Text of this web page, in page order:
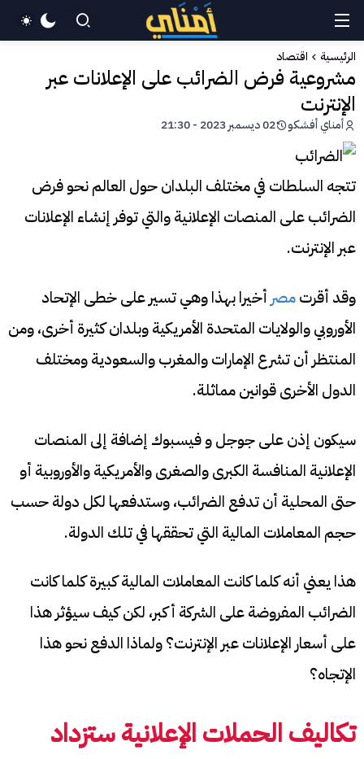
الرئيسية اقتصاد
مشروعية فرض الضرائب على الإعلانات عبر
الإنترنت
أمناي أفشكو 02 ديسمبر 2023 - 21:30
تتجه السلطات في مختلف البلدان حول العالم نحو فرض
الضرائب على المنصات الإعلانية والتي توفر إنشاء الإعلانات
عبر الإنترنت.
وقد أقرتمصر أخيرا بهذا وهي تسير على خطى الإتحاد
الأوروبي والولايات المتحدة الأمريكية وبلدان كثيرة أخرى، ومن
المنتظر أن تشرع الإمارات والمغرب والسعودية ومختلف
الدول الأخرى قوانين مماثلة.
سيكون إذن على جوجل و فيسبوك إضافة إلى المنصات
الإعلانية المنافسة الكبرى والصغرى والأمريكية والأوروبية أو
حتى المحلية أن تدفع الضرائب، وستدفعها لكل دولة حسب
حجم المعاملات المالية التي تحققها في تلك الدولة.
هذا يعني أنه كلما كانت المعاملات المالية كبيرة كلما كانت
الضرائب المفروضة على الشركة أكبر، لكن كيف سيؤثر هذا
على أسعار الإعلانات عبر الإنترنت؟ ولماذا الدفع نحو هذا
الإتجاه؟
تكاليف الحملات الإعلانية ستزداد